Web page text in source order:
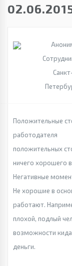
Положительные
работодателя
положительных
ничего хорошего
Негативные
Не хорошие в
работают.
плохой, подлый
возможности
деньги.